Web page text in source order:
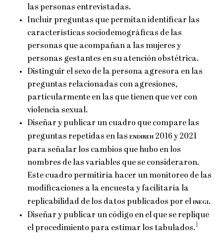
las personas entrevistadas.
Incluir preguntas que permitan identificar las
características sociodemográficas de las
personas que acompañan a las mujeres y
personas gestantes en su atención obstétrica.
Distinguir el sexo de la persona agresora en las
preguntas relacionadas con agresiones,
particularmente en las que tienen que ver con
violencia sexual.
Diseñar y publicar un cuadro que compare las
preguntas repetidas en las endireh 2016 y 2021
para señalar los cambios que hubo en los
nombres de las variables que se consideraron.
Este cuadro permitiría hacer un monitoreo de las
modificaciones a la encuesta y facilitaría la
replicabilidad de los datos publicados por elinegi.
Diseñar y publicar un código en el que se replique
el procedimiento para estimar los tabulados.1